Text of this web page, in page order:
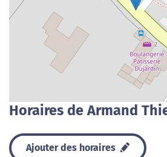
Horaires de Armand
Ajouter des horaires